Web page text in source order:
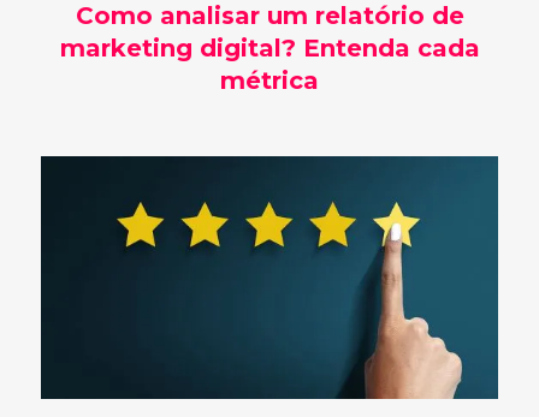
Como analisar um relatório de
marketing digital? Entenda cada
métrica